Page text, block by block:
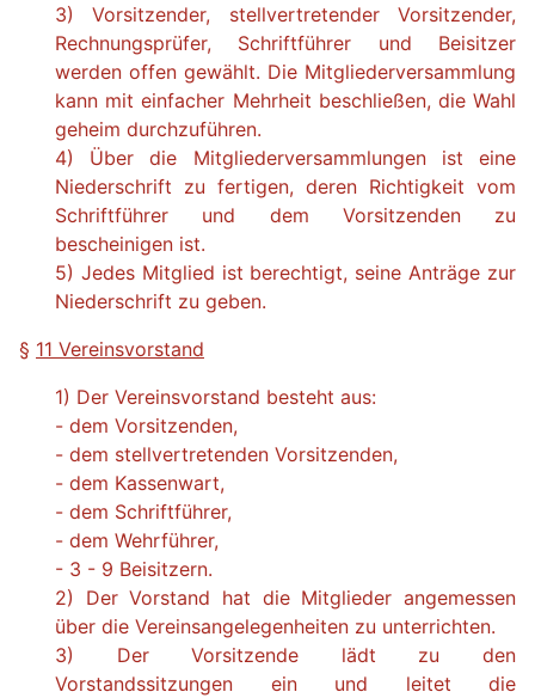
3) Vorsitzender, stellvertretender Vorsitzender,
Rechnungsprüfer, Schriftführer und Beisitzer
werden offen gewählt. Die Mitgliederversammlung
kann mit einfacher Mehrheit beschließen, die Wahl
geheim durchzuführen.
4) Über die Mitgliederversammlungen ist eine
Niederschrift zu fertigen, deren Richtigkeit vom
Schriftführer und dem Vorsitzenden zu
bescheinigen ist.
5) Jedes Mitglied ist berechtigt, seine Anträge zur
Niederschrift zu geben.
§ 11 Vereinsvorstand
1) Der Vereinsvorstand besteht aus:
- dem Vorsitzenden,
- dem stellvertretenden Vorsitzenden,
- dem Kassenwart,
- dem Schriftführer,
- dem Wehrführer,
- 3 - 9 Beisitzern.
2) Der Vorstand hat die Mitglieder angemessen
über die Vereinsangelegenheiten zu unterrichten.
3) Der Vorsitzende lädt zu den
Vorstandssitzungen ein und leitet die